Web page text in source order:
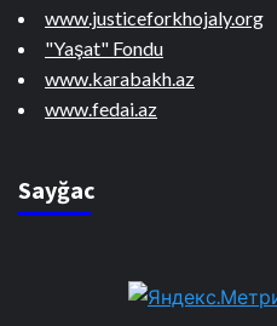
www.justiceforkhojaly.org
"Yaşat" Fondu
www.karabakh.az
www.fedai.az
Sayğac